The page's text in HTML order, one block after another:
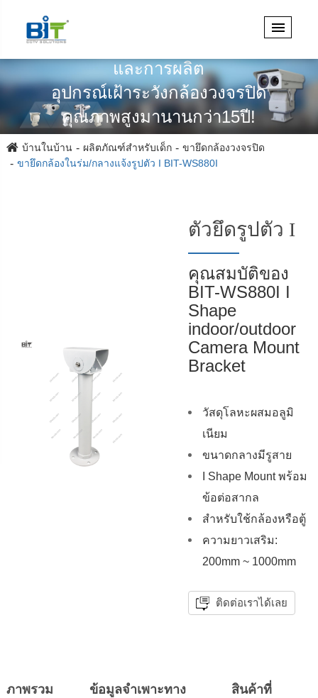
เชี่ยวชาญในการออกแบบวิศวกรรม
และการผลิต
อุปกรณ์เฝ้าระวังกล้องวงจรปิด
คุณภาพสูงมานานกว่า15ปี!
บ้านในบ้าน ผลิตภัณฑ์สำหรับเด็ก
ขายึดกล้องวงจรปิด
ขายึดกล้องในร่ม/กลางแจ้งรูปตัว I BIT-WS880I
ตัวยึดรูปตัว I
คุณสมบัติของ
BIT-WS880I I
Shape
indoor/outdoor
Camera Mount
Bracket
วัสดุโลหะผสมอลูมิ
เนียม
ขนาดกลางมีรูสาย
I Shape Mount พร้อม
ข้อต่อสากล
สำหรับใช้กล้องหรือตู้
ความยาวเสริม:
200mm ~ 1000mm
ติดต่อเราได้เลย
ภาพรวม
ข้อมูลจำเพาะทาง
สินค้าที่